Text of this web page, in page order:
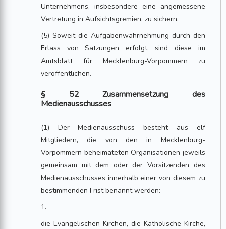
Unternehmens, insbesondere eine angemessene
Vertretung in Aufsichtsgremien, zu sichern.
(5) Soweit die Aufgabenwahrnehmung durch den
Erlass von Satzungen erfolgt, sind diese im
Amtsblatt für Mecklenburg-Vorpommern zu
veröffentlichen.
§ 52 Zusammensetzung des
Medienausschusses
(1) Der Medienausschuss besteht aus elf
Mitgliedern, die von den in Mecklenburg-
Vorpommern beheimateten Organisationen jeweils
gemeinsam mit dem oder der Vorsitzenden des
Medienausschusses innerhalb einer von diesem zu
bestimmenden Frist benannt werden:
1.
die Evangelischen Kirchen, die Katholische Kirche,